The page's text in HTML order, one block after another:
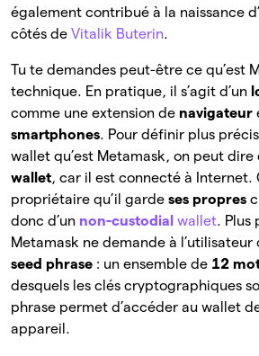
également contribué à la naissance
côtés de Vitalik Buterin.
Tu te demandes peut-être ce qu’est
technique. En pratique, il s’agit d’un
comme une extension de navigateur
smartphones. Pour définir plus
wallet qu’est Metamask, on peut dire
wallet, car il est connecté à Internet.
propriétaire qu’il garde ses propres
donc d’un non-custodial wallet. Plus
Metamask ne demande à l’utilisateur
seed phrase : un ensemble de 12
desquels les clés cryptographiques
phrase permet d’accéder au wallet
appareil.